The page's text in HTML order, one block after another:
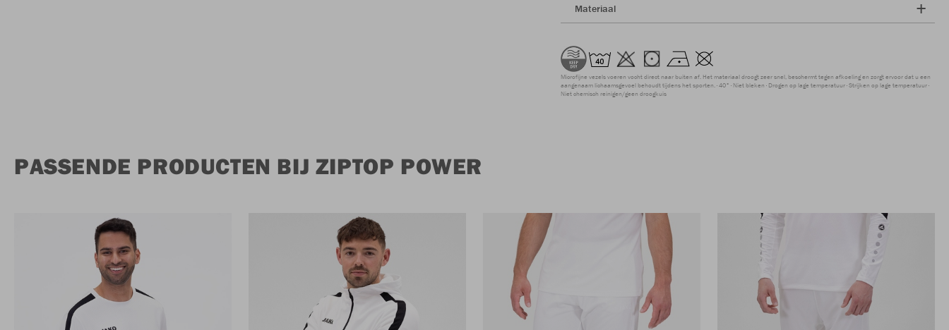
Materiaal
Microfijne vezels voeren vocht direct naar buiten af. Het materiaal droogt zeer snel, beschermt tegen afkoeling en zorgt ervoor dat u een
aangenaam lichaamsgevoel behoudt tijdens het sporten. 40° Niet bleken Drogen op lage temperatuur Strijken op lage temperatuur
Niet chemisch reinigen/geen droogkuis
PASSENDE PRODUCTEN BIJ ZIPTOP POWER